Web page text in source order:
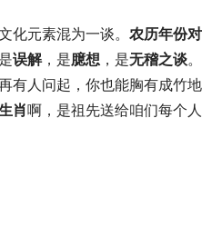
化元素混为一谈。 农历年份
误解，是臆想 ，是无稽之谈
有人问起，你也能胸有成竹
肖啊，是祖先送给咱们每个